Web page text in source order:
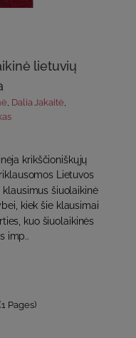
lietuvių
, Dalia Jakaitė,
krikščioniškųjų
Lietuvos
klausimus šiuolaikinė
kiek šie klausimai
kuo šiuolaikinės
imp..
Pages)